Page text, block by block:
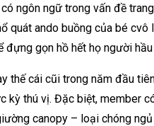
ngôn ngữ trong vấn đề
quát ando buồng của bé
gọn hồ hết họ người
thế cái cũi trong năm đầu
kỳ thú vị. Đặc biệt, member
canopy – loại chóng